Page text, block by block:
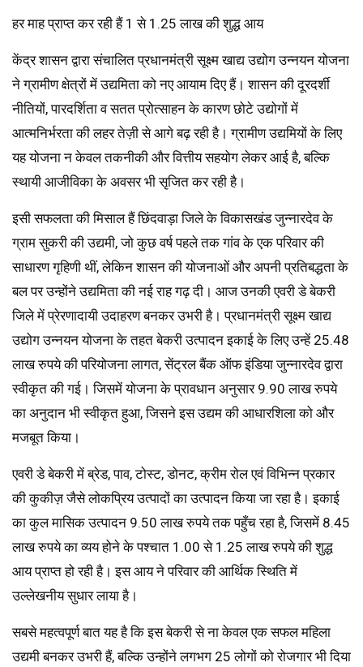
हर माह प्राप्त कर रही हैं 1 से 1.25 लाख की शुद्ध आय
केंद्र शासन द्वारा संचालित प्रधानमंत्री सूक्ष्म खाद्य उद्योग उन्नयन योजना
ने ग्रामीण क्षेत्रों में उद्यमिता को नए आयाम दिए हैं। शासन की दूरदर्शी
नीतियों, पारदर्शिता व सतत प्रोत्साहन के कारण छोटे उद्योगों में
आत्मनिर्भरता की लहर तेज़ी से आगे बढ़ रही है। ग्रामीण उद्यमियों के लिए
यह योजना न केवल तकनीकी और वित्तीय सहयोग लेकर आई है, बल्कि
स्थायी आजीविका के अवसर भी सृजित कर रही है।
इसी सफलता की मिसाल हैं छिंदवाड़ा जिले के विकासखंड जुन्नारदेव के
ग्राम सुकरी की उद्यमी, जो कुछ वर्ष पहले तक गांव के एक परिवार की
साधारण गृहिणी थीं, लेकिन शासन की योजनाओं और अपनी प्रतिबद्धता के
बल पर उन्होंने उद्यमिता की नई राह गढ़ दी। आज उनकी एवरी डे बेकरी
जिले में प्रेरणादायी उदाहरण बनकर उभरी है। प्रधानमंत्री सूक्ष्म खाद्य
उद्योग उन्नयन योजना के तहत बेकरी उत्पादन इकाई के लिए उन्हें 25.48
लाख रुपये की परियोजना लागत, सेंट्रल बैंक ऑफ इंडिया जुन्नारदेव द्वारा
स्वीकृत की गई। जिसमें योजना के प्रावधान अनुसार 9.90 लाख रुपये
का अनुदान भी स्वीकृत हुआ, जिसने इस उद्यम की आधारशिला को और
मजबूत किया।
एवरी डे बेकरी में ब्रेड, पाव, टोस्ट, डोनट, क्रीम रोल एवं विभिन्न प्रकार
की कुकीज़ जैसे लोकप्रिय उत्पादों का उत्पादन किया जा रहा है। इकाई
का कुल मासिक उत्पादन 9.50 लाख रुपये तक पहुँच रहा है, जिसमें 8.45
लाख रुपये का व्यय होने के पश्चात 1.00 से 1.25 लाख रुपये की शुद्ध
आय प्राप्त हो रही है। इस आय ने परिवार की आर्थिक स्थिति में
उल्लेखनीय सुधार लाया है।
सबसे महत्वपूर्ण बात यह है कि इस बेकरी से ना केवल एक सफल महिला
उद्यमी बनकर उभरी हैं, बल्कि उन्होंने लगभग 25 लोगों को रोजगार भी दिया